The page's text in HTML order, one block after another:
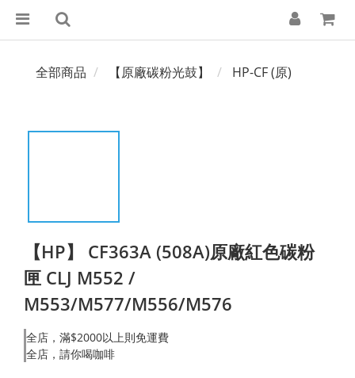
全部商品 【原廠碳粉光鼓】 HP-CF (原)
【HP】 CF363A (508A)原廠紅色碳粉
匣 CLJ M552 /
M553/M577/M556/M576
全店，滿$2000以上則免運費
全店，請你喝咖啡